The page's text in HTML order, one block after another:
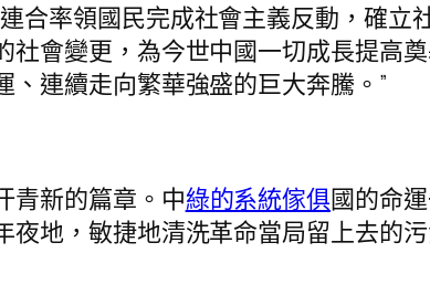
合率領國民完成社會主義反動，確
社會變更，為今世中國一切成長提高
連續走向繁華強盛的巨大奔騰。”
新的篇章。中綠的系統傢俱國的命
夜地，敏捷地清洗革命當局留上去的